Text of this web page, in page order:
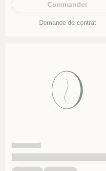
Commander
Demande de contrat